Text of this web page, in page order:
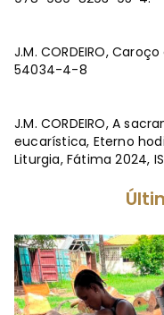
J.M. CORDEIRO,
54034-4-8
J.M. CORDEIRO, A
eucarística, Eterno
Liturgia, Fátima 2024,